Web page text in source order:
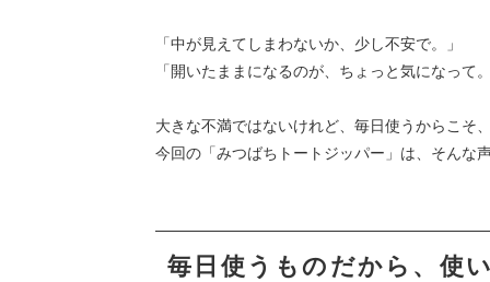
「中が見えてしまわないか、少し不安で。」
「開いたままになるのが、ちょっと気になって
大きな不満ではないけれど、毎日使うからこそ
今回の「みつばちトートジッパー」は、そんな
毎日使うものだから、使